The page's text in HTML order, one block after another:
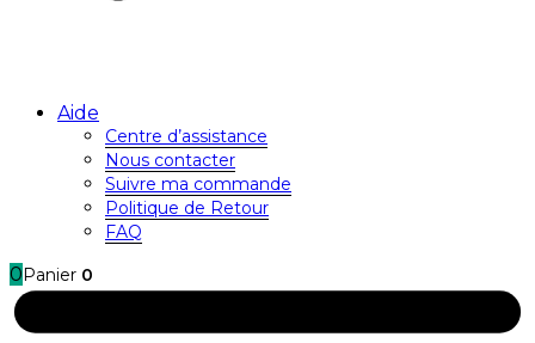
Aide
Centre d’assistance
Nous contacter
Suivre ma commande
Politique de Retour
FAQ
0 Panier 0